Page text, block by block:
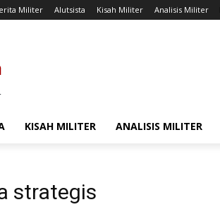
Militer Alutsista Kisah Militer Analisis Militer
KISAH MILITER ANALISIS MILITER
strategis